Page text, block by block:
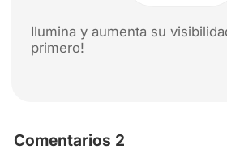
Ilumina y aumenta su
primero!
Comentarios 2